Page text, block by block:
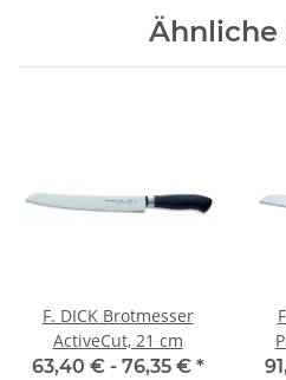
Ähnliche
F. DICK Brotmesser
ActiveCut, 21 cm
63,40 € - 76,35 € *